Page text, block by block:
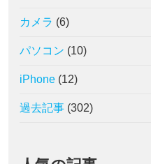
カメラ (6)
パソコン (10)
iPhone (12)
過去記事 (302)